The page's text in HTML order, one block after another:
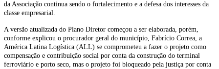
da Associação continua sendo o fortalecimento e a defesa dos interesses da
classe empresarial.
A versão atualizada do Plano Diretor começou a ser elaborada, porém,
conforme explicou o procurador geral do município, Fabrício Correa, a
América Latina Logística (ALL) se comprometeu a fazer o projeto como
compensação e contribuição social por conta da construção do terminal
ferroviário e porto seco, mas o projeto foi bloqueado pela justiça por conta